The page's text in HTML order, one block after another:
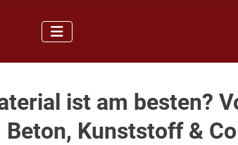
ist am besten?
Kunststoff &